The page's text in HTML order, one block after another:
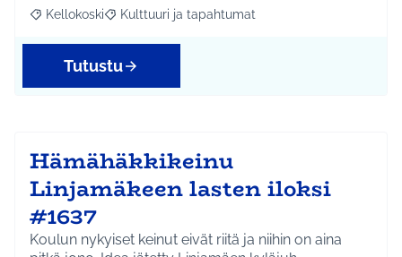
Rajaa tulokset aihepiirin mukaan: Kellokoski
Kellokoski Rajaa tulokset teeman mukaan: Kulttuuri ja
Kulttuuri ja tapahtumat
Tutustu
Hämähäkkikeinu
Linjamäkeen lasten iloksi
#1637
Koulun nykyiset keinut eivät riitä ja niihin on aina